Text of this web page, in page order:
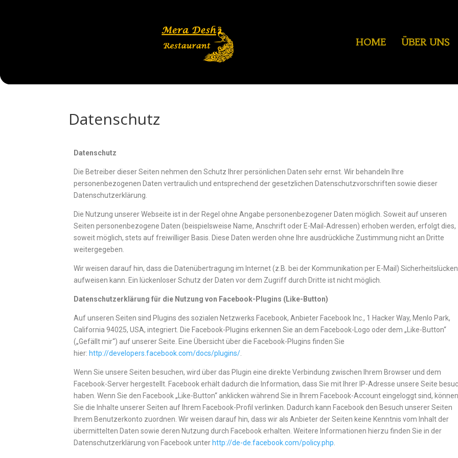
HOME ÜBER UNS
Datenschutz
Datenschutz
Die Betreiber dieser Seiten nehmen den Schutz Ihrer persönlichen Daten sehr ernst. Wir behandeln Ihre
personenbezogenen Daten vertraulich und entsprechend der gesetzlichen Datenschutzvorschriften sowie dieser
Datenschutzerklärung.
Die Nutzung unserer Webseite ist in der Regel ohne Angabe personenbezogener Daten möglich. Soweit auf unseren
Seiten personenbezogene Daten (beispielsweise Name, Anschrift oder E-Mail-Adressen) erhoben werden, erfolgt dies,
soweit möglich, stets auf freiwilliger Basis. Diese Daten werden ohne Ihre ausdrückliche Zustimmung nicht an Dritte
weitergegeben.
Wir weisen darauf hin, dass die Datenübertragung im Internet (z.B. bei der Kommunikation per E-Mail) Sicherheitslücken
aufweisen kann. Ein lückenloser Schutz der Daten vor dem Zugriff durch Dritte ist nicht möglich.
Datenschutzerklärung für die Nutzung von Facebook-Plugins (Like-Button)
Auf unseren Seiten sind Plugins des sozialen Netzwerks Facebook, Anbieter Facebook Inc., 1 Hacker Way, Menlo Park,
California 94025, USA, integriert. Die Facebook-Plugins erkennen Sie an dem Facebook-Logo oder dem „Like-Button“
(„Gefällt mir“) auf unserer Seite. Eine Übersicht über die Facebook-Plugins finden Sie
hier: http://developers.facebook.com/docs/plugins/
Wenn Sie unsere Seiten besuchen, wird über das Plugin eine direkte Verbindung zwischen Ihrem Browser und dem
Facebook-Server hergestellt. Facebook erhält dadurch die Information, dass Sie mit Ihrer IP-Adresse unsere Seite
haben. Wenn Sie den Facebook „Like-Button“ anklicken während Sie in Ihrem Facebook-Account eingeloggt sind, können
Sie die Inhalte unserer Seiten auf Ihrem Facebook-Profil verlinken. Dadurch kann Facebook den Besuch unserer Seiten
Ihrem Benutzerkonto zuordnen. Wir weisen darauf hin, dass wir als Anbieter der Seiten keine Kenntnis vom Inhalt der
übermittelten Daten sowie deren Nutzung durch Facebook erhalten. Weitere Informationen hierzu finden Sie in der
Datenschutzerklärung von Facebook unter http://de-de.facebook.com/policy.php